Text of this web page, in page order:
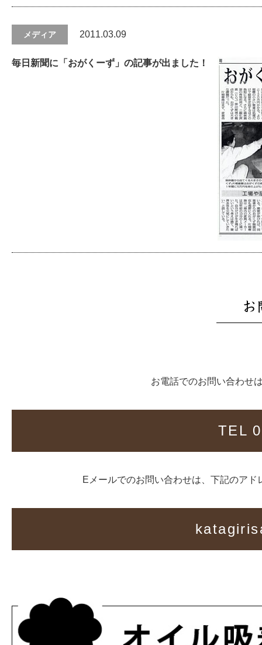
メディア 2011.03.09
毎日新聞に「おがくーず」の記事が出ました！
お電話でのお問い合わせ
TEL
Eメールでのお問い合わせは、下記のア